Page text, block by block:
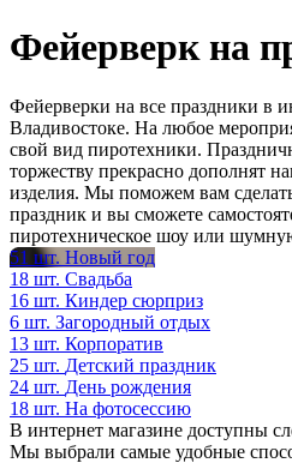
Фейерверк на
Фейерверки на все праздники в
Владивостоке. На любое
свой вид пиротехники.
торжеству прекрасно дополнят
изделия. Мы поможем вам
праздник и вы сможете
пиротехническое шоу или
51 шт. Новый год
18 шт. Свадьба
16 шт. Киндер сюрприз
6 шт. Загородный отдых
13 шт. Корпоратив
25 шт. Детский праздник
24 шт. День рождения
18 шт. На фотосессию
В интернет магазине доступны
Мы выбрали самые удобные